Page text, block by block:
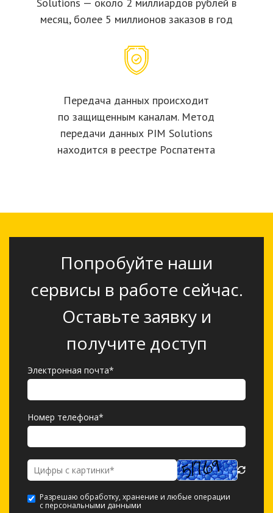
Solutions — около 2 миллиардов рублей в
месяц, более 5 миллионов заказов в год
Передача данных происходит
по защищенным каналам. Метод
передачи данных PIM Solutions
находится в реестре Роспатента
Попробуйте наши
сервисы в работе сейчас.
Оставьте заявку и
получите доступ
Электронная почта*
Номер телефона*
Разрешаю обработку, хранение и любые операции
с персональными данными